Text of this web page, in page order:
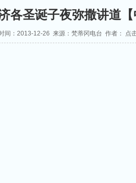
各圣诞子夜弥撒讲道
间：2013-12-26 来源：梵蒂冈电台 作者： 点